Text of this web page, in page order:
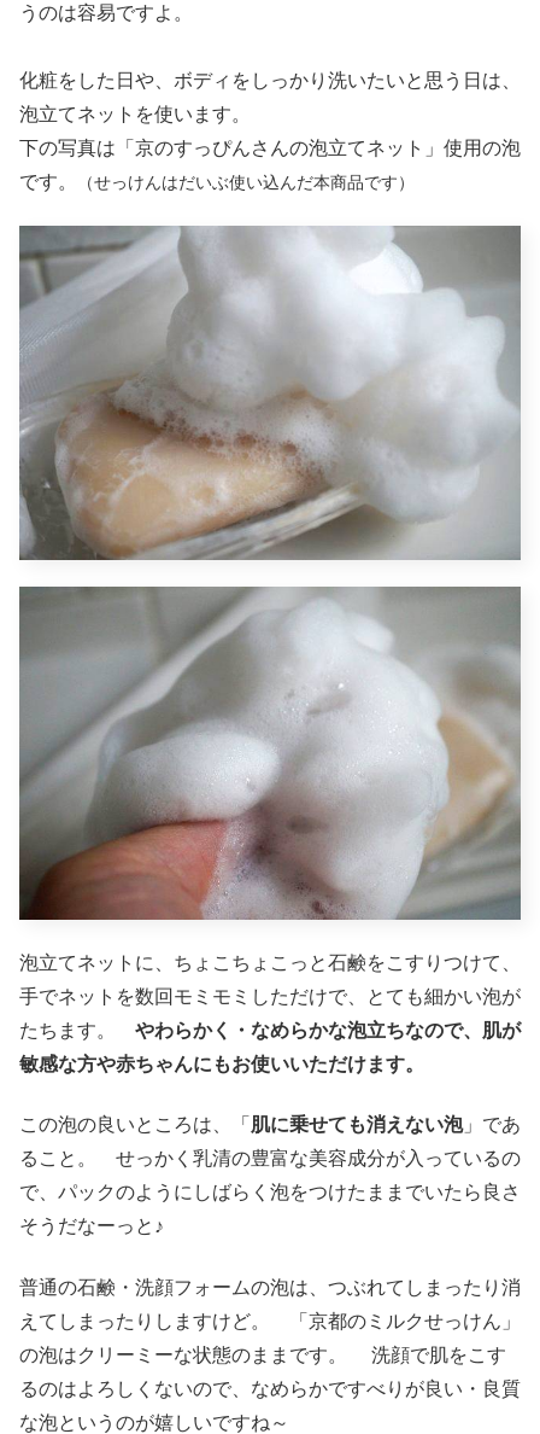
うのは容易ですよ。
化粧をした日や、ボディをしっかり洗いたいと思う日は、
泡立てネットを使います。
下の写真は「京のすっぴんさんの泡立てネット」使用の泡
です。
（せっけんはだいぶ使い込んだ本商品です）
泡立てネットに、ちょこちょこっと石鹸をこすりつけて、
手でネットを数回モミモミしただけで、とても細かい泡が
たちます。 やわらかく・なめらかな泡立ちなので、肌が
敏感な方や赤ちゃんにもお使いいただけます。
この泡の良いところは、「 肌に乗せても消えない泡」であ
ること。 せっかく乳清の豊富な美容成分が入っているの
で、パックのようにしばらく泡をつけたままでいたら良さ
そうだなーっと♪
普通の石鹸・洗顔フォームの泡は、つぶれてしまったり消
えてしまったりしますけど。 「京都のミルクせっけん」
の泡はクリーミーな状態のままです。 洗顔で肌をこす
るのはよろしくないので、なめらかですべりが良い・良質
な泡というのが嬉しいですね～